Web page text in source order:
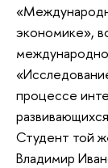
экономике»,
процессе
Студент той
Владимир